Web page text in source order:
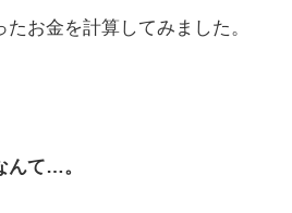
お金を計算してみました。
んて…。